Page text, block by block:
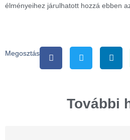
élményeihez járulhatott hozzá ebben
Megosztás
További